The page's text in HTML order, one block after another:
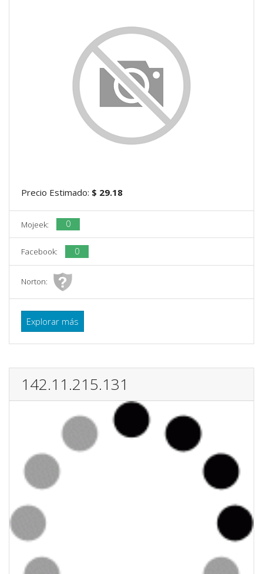
Precio Estimado: $ 29.18
Mojeek: 0
Facebook: 0
Norton:
Explorar más
142.11.215.131